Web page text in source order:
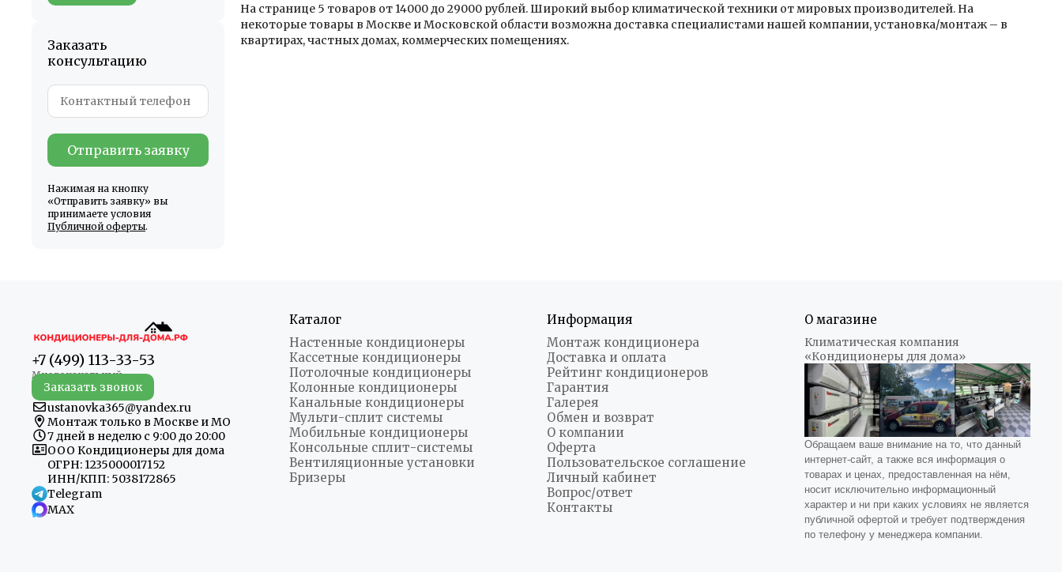
На странице 5 товаров от 14000 до 29000 рублей. Широкий выбор климатической техники от мировых производителей. На
некоторые товары в Москве и Московской области возможна доставка специалистами нашей компании, установка/монтаж – в
квартирах, частных домах, коммерческих помещениях.
Заказать
консультацию
Отправить заявку
Нажимая на кнопку
«Отправить заявку» вы
принимаете условия
Публичной оферты.
+7 (499) 113-33-53
Заказать звонок
ustanovka365@yandex.ru
Монтаж только в Москве и МО
7 дней в неделю с 9:00 до 20:00
ООО Кондиционеры для дома
ОГРН: 1235000017152
ИНН/КПП: 5038172865
Telegram
MAX
Каталог
Настенные кондиционеры
Кассетные кондиционеры
Потолочные кондиционеры
Колонные кондиционеры
Канальные кондиционеры
Мульти-сплит системы
Мобильные кондиционеры
Консольные сплит-системы
Вентиляционные установки
Бризеры
Информация
Монтаж кондиционера
Доставка и оплата
Рейтинг кондиционеров
Гарантия
Галерея
Обмен и возврат
О компании
Оферта
Пользовательское соглашение
Личный кабинет
Вопрос/ответ
Контакты
О магазине
Климатическая компания
«Кондиционеры для дома»
Обращаем ваше внимание на то, что данный
интернет-сайт, а также вся информация о
товарах и ценах, предоставленная на нём,
носит исключительно информационный
характер и ни при каких условиях не является
публичной офертой и требует подтверждения
по телефону у менеджера компании.